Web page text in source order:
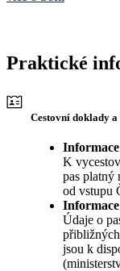
Praktické
Cestovní doklady
K
pas platný
od vstupu
Údaje o
jsou k